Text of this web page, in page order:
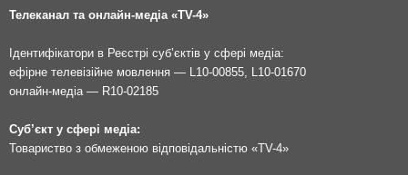
Телеканал та онлайн-медіа «TV-4»
Ідентифікатори в Реєстрі суб’єктів у сфері медіа:
ефірне телевізійне мовлення — L10-00855, L10-01670
онлайн-медіа — R10-02185
Суб’єкт у сфері медіа:
Товариство з обмеженою відповідальністю «TV-4»